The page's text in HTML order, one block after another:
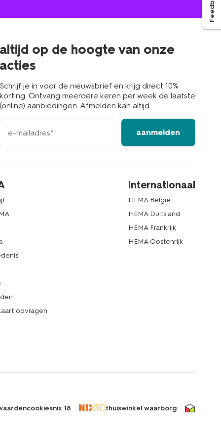
altijd op de hoogte van onze
acties
Schrijf je in voor de nieuwsbrief en krijg direct 10%
korting. Ontvang meerdere keren per week de laatste
(online) aanbiedingen. Afmelden kan altijd.
e-
mailadres
aanmelden
opvragen
internationaal
HEMA België
HEMA Duitsland
HEMA Frankrijk
HEMA Oostenrijk
cookiesnix 18 thuiswinkel waarborg